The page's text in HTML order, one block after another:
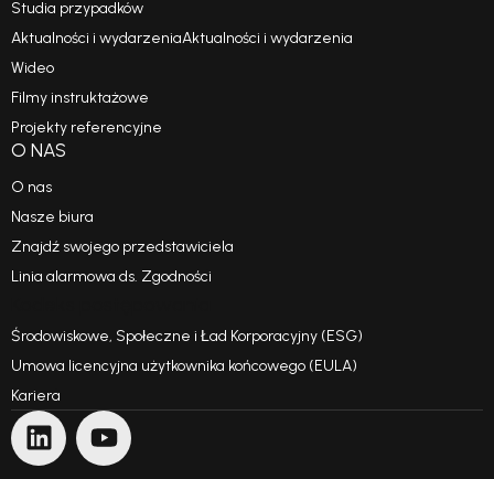
Studia przypadków
Aktualności i wydarzeniaAktualności i wydarzenia
Wideo
Filmy instruktażowe
Projekty referencyjne
O NAS
O nas
Nasze biura
Znajdź swojego przedstawiciela
Linia alarmowa ds. Zgodności
Środowiskowe, Społeczne i Ład Korporacyjny (ESG)
Umowa licencyjna użytkownika końcowego (EULA)
Kariera